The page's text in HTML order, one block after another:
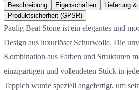
Beschreibung Eigenschaften
Lieferung
Produktsicherheit (GPSR)
Paulig Beat Stone ist ein elegantes und
Design aus luxuriöser Schurwolle. Die
Kombination aus Farben und Strukturen
einzigartigen und vollendeten Stück in
Teppich wurde speziell angefertigt, um